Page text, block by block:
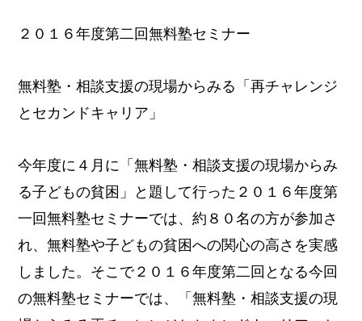
２０１６年度第二回無料塾セミナー
無料塾・相談支援の現場からみる「再チャレンジ
とセカンドキャリア」
今年度に４月に「無料塾・相談支援の現場からみ
る子どもの貧困」 と題して行った２０１６年度第
一回無料塾セミナーでは、約８０名の方が参加さ
れ、無料塾や子どもの貧困への関心の高さを実感
しました。そこで２０１６年度第二回となる今回
の無料塾セミナーでは、「無料塾・相談支援の現